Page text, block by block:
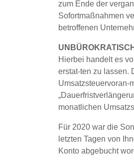
zum Ende der
Sofortmaßnahmen
betroffenen
Hierbei handelt es
erstat-ten zu lassen.
Umsatzsteuervoran-
monatlichen
Für 2020 war die
letzten Tagen von
Konto abgebucht